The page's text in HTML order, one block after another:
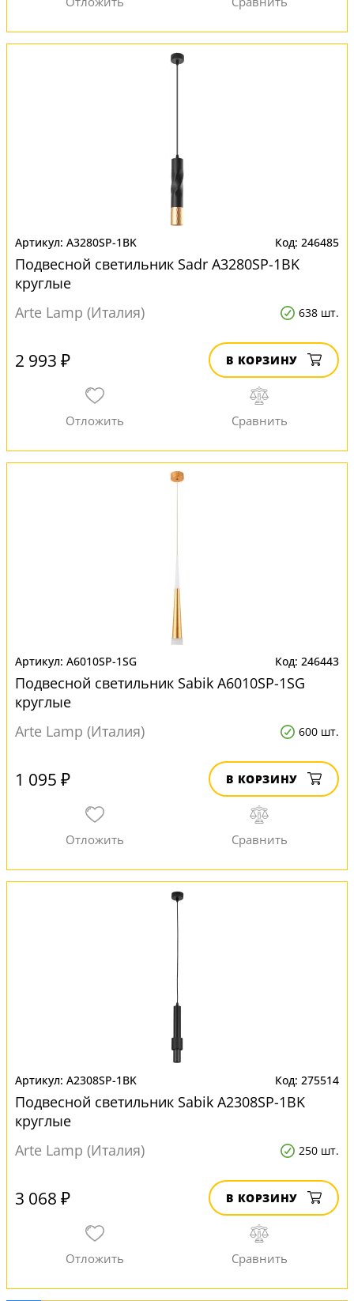
A3280SP-1BK 246485
Подвесной светильник Sadr A3280SP-1BK
круглые
Arte Lamp (Италия)
638 шт.
2 993 ₽ В КОРЗИНУ
A6010SP-1SG 246443
Подвесной светильник Sabik A6010SP-1SG
круглые
Arte Lamp (Италия)
600 шт.
1 095 ₽ В КОРЗИНУ
A2308SP-1BK 275514
Подвесной светильник Sabik A2308SP-1BK
круглые
Arte Lamp (Италия)
250 шт.
3 068 ₽ В КОРЗИНУ